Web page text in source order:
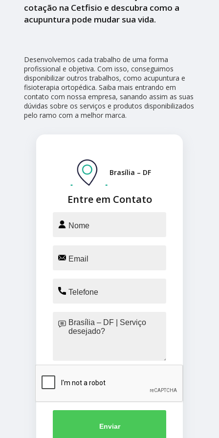
cotação na Cetfisio e descubra como a
acupuntura pode mudar sua vida.
Desenvolvemos cada trabalho de uma forma
profissional e objetiva. Com isso, conseguimos
disponibilizar outros trabalhos, como acupuntura e
fisioterapia ortopédica. Saiba mais entrando em
contato com nossa empresa, sanando assim as suas
dúvidas sobre os serviços e produtos disponibilizados
pelo ramo com a melhor marca.
Entre em Contato
Brasília – DF
Enviar